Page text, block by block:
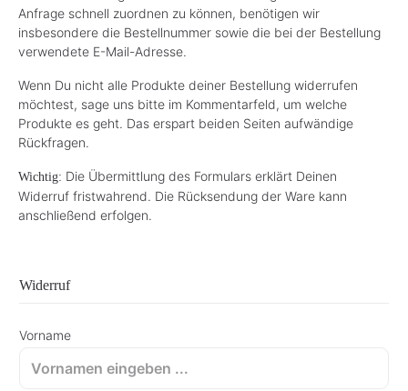
Anfrage schnell zuordnen zu können, benötigen wir
insbesondere die Bestellnummer sowie die bei der Bestellung
verwendete E-Mail-Adresse.
Wenn Du nicht alle Produkte deiner Bestellung widerrufen
möchtest, sage uns bitte im Kommentarfeld, um welche
Produkte es geht. Das erspart beiden Seiten aufwändige
Rückfragen.
Wichtig: Die Übermittlung des Formulars erklärt Deinen
Widerruf fristwahrend. Die Rücksendung der Ware kann
anschließend erfolgen.
Widerruf
Vorname